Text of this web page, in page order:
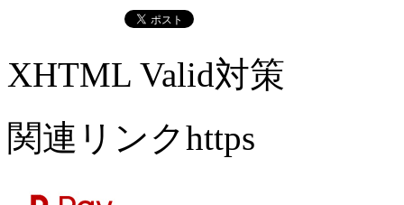
XHTML Valid対策
関連リンクhttps